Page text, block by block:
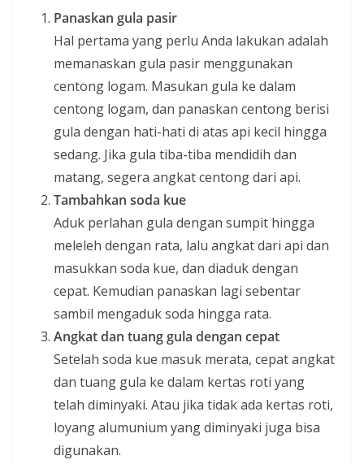
Panaskan gula pasir
Hal pertama yang perlu Anda lakukan adalah
memanaskan gula pasir menggunakan
centong logam. Masukan gula ke dalam
centong logam, dan panaskan centong berisi
gula dengan hati-hati di atas api kecil hingga
sedang. Jika gula tiba-tiba mendidih dan
matang, segera angkat centong dari api.
Tambahkan soda kue
Aduk perlahan gula dengan sumpit hingga
meleleh dengan rata, lalu angkat dari api dan
masukkan soda kue, dan diaduk dengan
cepat. Kemudian panaskan lagi sebentar
sambil mengaduk soda hingga rata.
Angkat dan tuang gula dengan cepat
Setelah soda kue masuk merata, cepat angkat
dan tuang gula ke dalam kertas roti yang
telah diminyaki. Atau jika tidak ada kertas roti,
loyang alumunium yang diminyaki juga bisa
digunakan.